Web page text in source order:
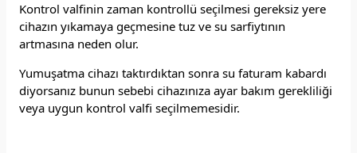
Kontrol valfinin zaman kontrollü seçilmesi gereksiz yere
cihazın yıkamaya geçmesine tuz ve su sarfiytının
artmasına neden olur.
Yumuşatma cihazı taktırdıktan sonra su faturam kabardı
diyorsanız bunun sebebi cihazınıza ayar bakım gerekliliği
veya uygun kontrol valfi seçilmemesidir.